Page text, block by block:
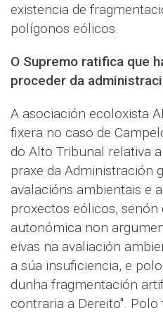
existencia de
polígonos eólicos.
O Supremo ratifica que
proceder da
A asociación ecoloxista
fixera no caso de
do Alto Tribunal relativa
praxe da Administración
avalacións ambientais e
proxectos eólicos, senón
autonómica non
eivas na avaliación
a súa insuficiencia, e
dunha fragmentación
contraria a Dereito". Polo